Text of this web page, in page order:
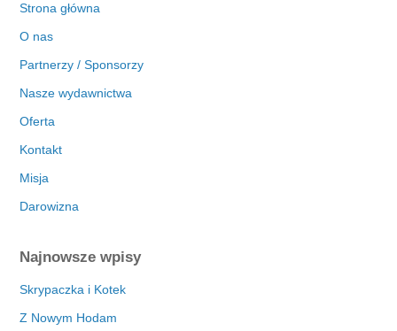
Strona główna
O nas
Partnerzy / Sponsorzy
Nasze wydawnictwa
Oferta
Kontakt
Misja
Darowizna
Najnowsze wpisy
Skrypaczka i Kotek
Z Nowym Hodam